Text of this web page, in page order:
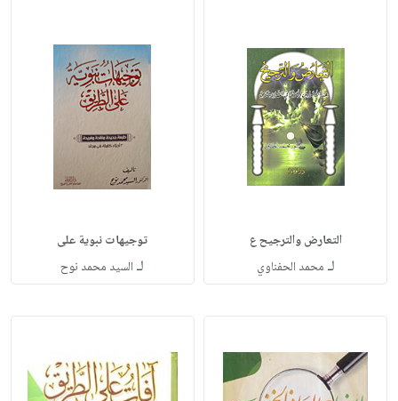
التعارض والترجيح ع
لـ محمد الحفناوي
توجيهات نبوية على
لـ السيد محمد نوح